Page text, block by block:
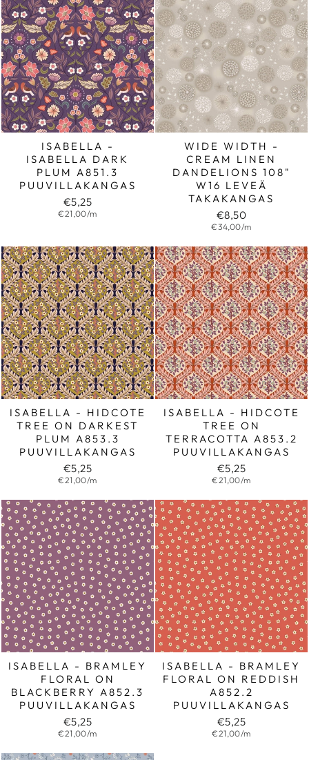
ISABELLA -
ISABELLA DARK
PLUM A851.3
PUUVILLAKANGAS
€5,25
€21,00/m
WIDE WIDTH -
CREAM LINEN
DANDELIONS 108"
W16 LEVEÄ
TAKAKANGAS
€8,50
€34,00/m
ISABELLA - HIDCOTE
TREE ON DARKEST
PLUM A853.3
PUUVILLAKANGAS
€5,25
€21,00/m
ISABELLA - HIDCOTE
TREE ON
TERRACOTTA A853.2
PUUVILLAKANGAS
€5,25
€21,00/m
ISABELLA - BRAMLEY
FLORAL ON
BLACKBERRY A852.3
PUUVILLAKANGAS
€5,25
€21,00/m
ISABELLA - BRAMLEY
FLORAL ON REDDISH
A852.2
PUUVILLAKANGAS
€5,25
€21,00/m